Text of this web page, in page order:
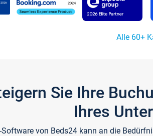
Alle 60+
Sie Ihre
Ihres
von Beds24 kann an die